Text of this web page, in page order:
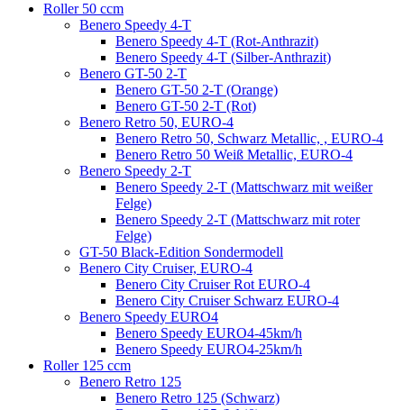
Roller 50 ccm
Benero Speedy 4-T
Benero Speedy 4-T (Rot-Anthrazit)
Benero Speedy 4-T (Silber-Anthrazit)
Benero GT-50 2-T
Benero GT-50 2-T (Orange)
Benero GT-50 2-T (Rot)
Benero Retro 50, EURO-4
Benero Retro 50, Schwarz Metallic, , EURO-4
Benero Retro 50 Weiß Metallic, EURO-4
Benero Speedy 2-T
Benero Speedy 2-T (Mattschwarz mit weißer
Felge)
Benero Speedy 2-T (Mattschwarz mit roter
Felge)
GT-50 Black-Edition Sondermodell
Benero City Cruiser, EURO-4
Benero City Cruiser Rot EURO-4
Benero City Cruiser Schwarz EURO-4
Benero Speedy EURO4
Benero Speedy EURO4-45km/h
Benero Speedy EURO4-25km/h
Roller 125 ccm
Benero Retro 125
Benero Retro 125 (Schwarz)